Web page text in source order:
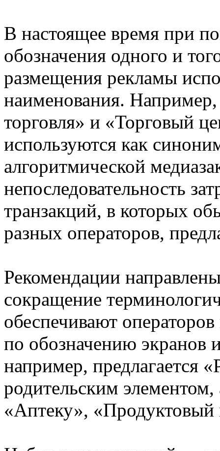
В настоящее время при
обозначения одного и
размещения рекламы
наименования.
торговля» и «Торговый
используются как
алгоритмической
непоследовательность
транзакций, в которых
разных операторов,
Рекомендации
сокращение
обеспечивают
по обозначению экранов
например, предлагается
родительским
«Аптеку»,